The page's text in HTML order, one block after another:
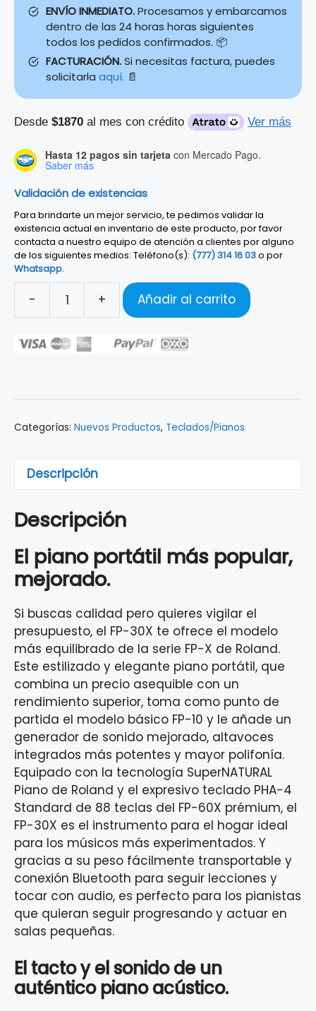
ENVÍO INMEDIATO.Procesamos y embarcamos
dentro de las 24 horas horas siguientes
todos los pedidos confirmados. 📦
FACTURACIÓN.Si necesitas factura, puedes
solicitarla aquí. 📄
Desde $1870 al mes con crédito Ver más
Hasta 12 pagos sin tarjeta con Mercado Pago.
Saber más
Validación de existencias
Para brindarte un mejor servicio, te pedimos validar la
existencia actual en inventario de este producto, por favor
contacta a nuestro equipo de atención a clientes por alguno
de los siguientes medios: Teléfono(s): (777) 314 16 03o por
Whatsapp.
-
PIANO
ROLAND
BLACK
cantidad
+ Añadir al carrito
Categorías: Nuevos Productos, Teclados/Pianos
Descripción
Descripción
El piano portátil más popular,
mejorado.
Si buscas calidad pero quieres vigilar el
presupuesto, el FP-30X te ofrece el modelo
más equilibrado de la serie FP-X de Roland.
Este estilizado y elegante piano portátil, que
combina un precio asequible con un
rendimiento superior, toma como punto de
partida el modelo básico FP-10 y le añade un
generador de sonido mejorado, altavoces
integrados más potentes y mayor polifonía.
Equipado con la tecnología SuperNATURAL
Piano de Roland y el expresivo teclado PHA-4
Standard de 88 teclas del FP-60X prémium, el
FP-30X es el instrumento para el hogar ideal
para los músicos más experimentados. Y
gracias a su peso fácilmente transportable y
conexión Bluetooth para seguir lecciones y
tocar con audio, es perfecto para los pianistas
que quieran seguir progresando y actuar en
salas pequeñas.
El tacto y el sonido de un
auténtico piano acústico.